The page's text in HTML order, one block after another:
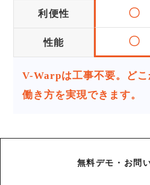
利便性 〇
性能 〇
V-Warpは工事不要。ど
働き方を実現できます。
無料デモ・お問